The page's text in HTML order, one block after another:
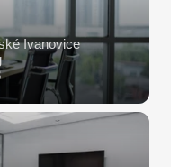
Ivanovice